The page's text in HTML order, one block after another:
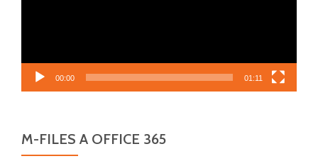
00:00 01:11
M-FILES A OFFICE 365